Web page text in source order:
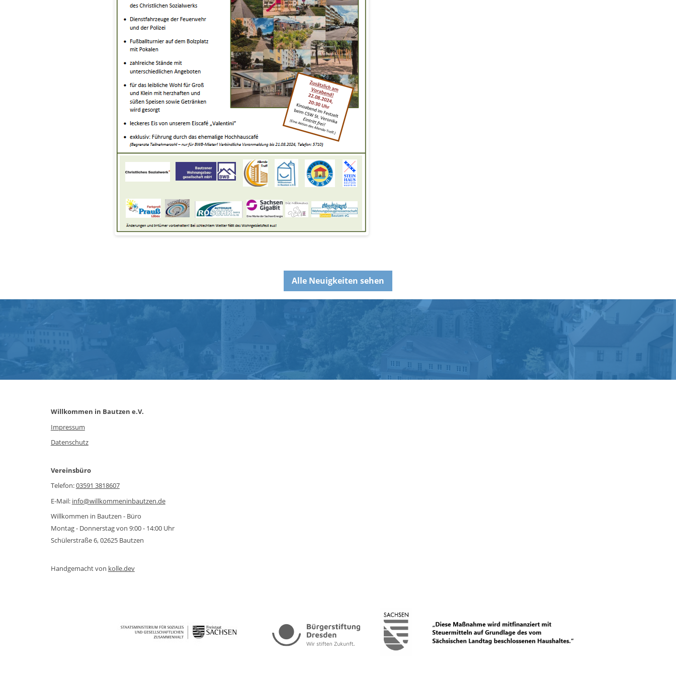
Alle Neuigkeiten sehen
Willkommen in Bautzen e.V.
Impressum
Datenschutz
Vereinsbüro
Telefon:03591 3818607
E-Mail: info@willkommeninbautzen.de
Willkommen in Bautzen - Büro
Montag - Donnerstag von 9:00 - 14:00 Uhr
Schülerstraße 6, 02625 Bautzen
Handgemacht von kolle.dev